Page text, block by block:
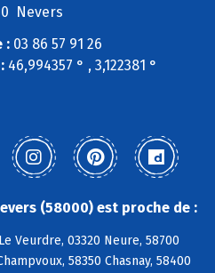
Nevers
:03 86 57 91 26
46,994357 ° , 3,122381 °
(58000) est proche de :
Veurdre, 03320 Neure, 58700
58350 Chasnay, 58400